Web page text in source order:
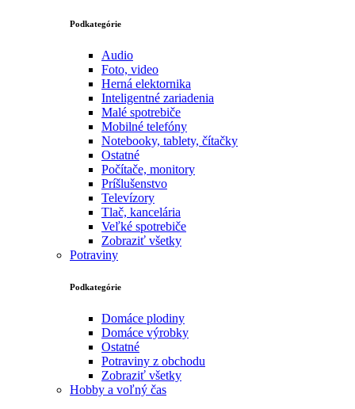
Podkategórie
Audio
Foto, video
Herná elektornika
Inteligentné zariadenia
Malé spotrebiče
Mobilné telefóny
Notebooky, tablety, čítačky
Ostatné
Počítače, monitory
Príšlušenstvo
Televízory
Tlač, kancelária
Veľké spotrebiče
Zobraziť všetky
Potraviny
Podkategórie
Domáce plodiny
Domáce výrobky
Ostatné
Potraviny z obchodu
Zobraziť všetky
Hobby a voľný čas